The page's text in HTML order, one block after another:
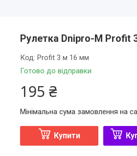
Рулетка Dnipro-M Profit
Готово до відправки
Код:Profit 3 м 16 мм
195 ₴
Мінімальна сума замовлення на
Купити